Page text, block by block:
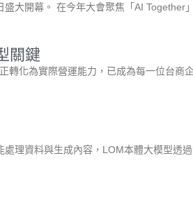
大開幕。 在今年大會聚焦「AI Together
關鍵
化為實際營運能力，已成為每一位台商
理資料與生成內容，LOM本體大模型透